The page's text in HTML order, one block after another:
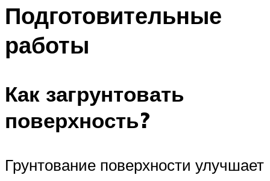
Подготовительные
работы
Как загрунтовать
поверхность?
Грунтование поверхности улучшает